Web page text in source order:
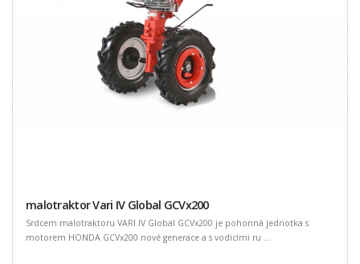
malotraktor Vari IV Global GCVx200
Srdcem malotraktoru VARI IV Global GCVx200 je pohonná jednotka s
motorem HONDA GCVx200 nové generace a s vodicími ru ...